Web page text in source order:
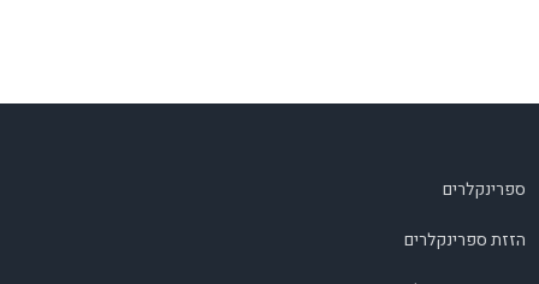
ספרינקלרים
הזזת ספרינקלרים